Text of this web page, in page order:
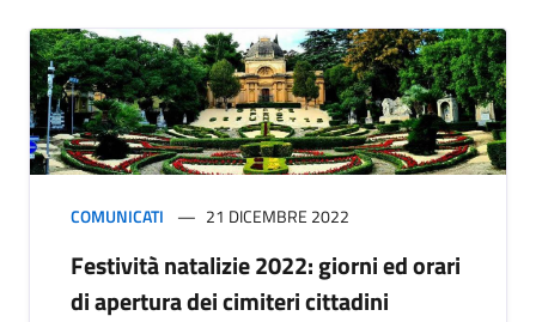
COMUNICATI 21 DICEMBRE 2022
Festività natalizie 2022: giorni ed orari
di apertura dei cimiteri cittadini